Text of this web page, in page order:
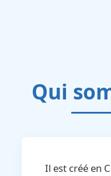
Qui
Il est créé en